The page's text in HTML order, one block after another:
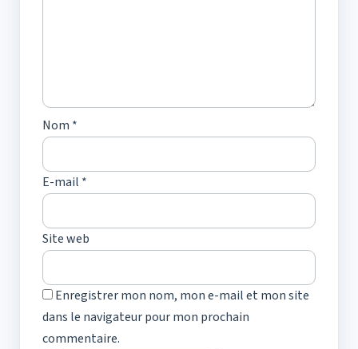
Nom *
E-mail *
Site web
Enregistrer mon nom, mon e-mail et mon site
dans le navigateur pour mon prochain
commentaire.